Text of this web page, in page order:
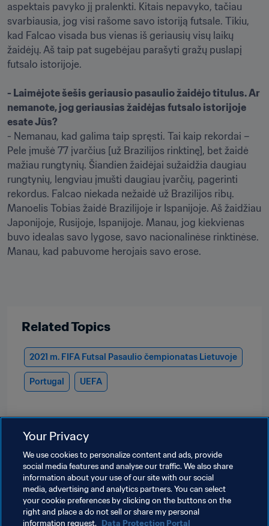
aspektais pavyko jį pralenkti. Kitais nepavyko, tačiau
svarbiausia, jog visi rašome savo istoriją futsale. Tikiu,
kad Falcao visada bus vienas iš geriausių visų laikų
žaidėjų. Aš taip pat sugebėjau parašyti gražų puslapį
futsalo istorijoje.
- Laimėjote šešis geriausio pasaulio žaidėjo titulus. Ar
nemanote, jog geriausias žaidėjas futsalo istorijoje
esate Jūs?
- Nemanau, kad galima taip spręsti. Tai kaip rekordai –
Pele įmušė 77 įvarčius [už Brazilijos rinktinę], bet žaidė
mažiau rungtynių. Šiandien žaidėjai sužaidžia daugiau
rungtynių, lengviau įmušti daugiau įvarčių, pagerinti
rekordus. Falcao niekada nežaidė už Brazilijos ribų.
Manoelis Tobias žaidė Brazilijoje ir Ispanijoje. Aš žaidžiau
Japonijoje, Rusijoje, Ispanijoje. Manau, jog kiekvienas
buvo idealas savo lygose, savo nacionalinėse rinktinėse.
Related Topics
2021 m. FIFA Futsal Pasaulio čempionatas Lietuvoje
Portugal UEFA
Your Privacy
We use cookies to personalize content and ads, provide
social media features and analyse our traffic. We also share
information about your use of our site with our social
media, advertising and analytics partners. You can select
your cookie preferences by clicking on the buttons on the
right and place a do not sell or share my personal
information request. Data Protection Portal